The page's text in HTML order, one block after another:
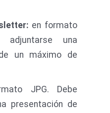
en formato
una
un máximo de
JPG. Debe
presentación de